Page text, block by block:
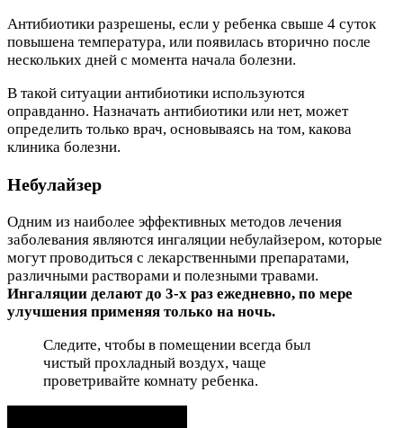
Антибиотики разрешены, если у ребенка свыше 4 суток
повышена температура, или появилась вторично после
нескольких дней с момента начала болезни.
В такой ситуации антибиотики используются
оправданно. Назначать антибиотики или нет, может
определить только врач, основываясь на том, какова
клиника болезни.
Небулайзер
Одним из наиболее эффективных методов лечения
заболевания являются ингаляции небулайзером, которые
могут проводиться с лекарственными препаратами,
различными растворами и полезными травами.
Ингаляции делают до 3-х раз ежедневно, по мере
улучшения применяя только на ночь.
Следите, чтобы в помещении всегда был
чистый прохладный воздух, чаще
проветривайте комнату ребенка.